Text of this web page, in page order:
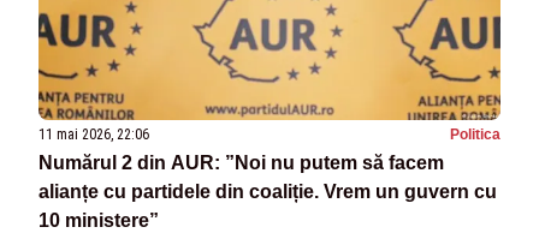
11 mai 2026, 22:06 Politica
Numărul 2 din AUR: ”Noi nu putem să facem
alianțe cu partidele din coaliție. Vrem un guvern cu
10 ministere”